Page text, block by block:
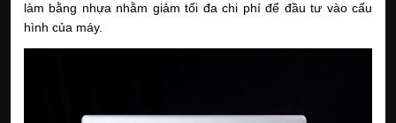
làm bằng nhựa nhằm giảm tối đa chi phí để đầu tư vào cấu
hình của máy.